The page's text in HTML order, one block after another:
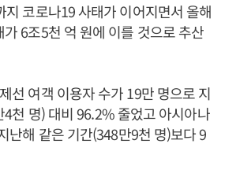
지 코로나19 사태가 이어지면서 올해
6조5천 억 원에 이를 것으로 추산
선 여객 이용자 수가 19만 명으로 지
천 명) 대비 96.2% 줄었고 아시아나
난해 같은 기간(348만9천 명)보다 9